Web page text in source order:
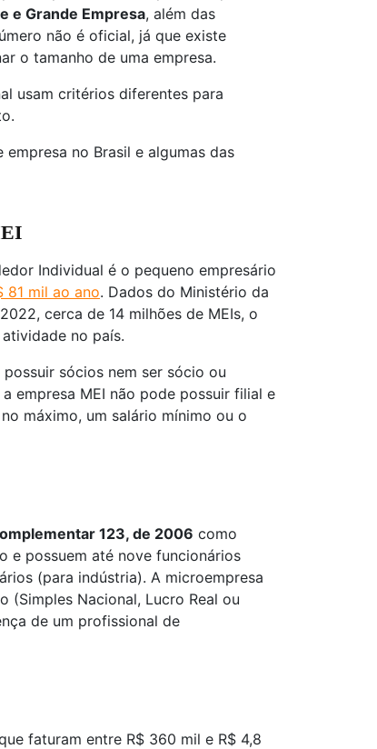
e Grande Empresa, além das
não é oficial, já que existe
o tamanho de uma empresa.
usam critérios diferentes para
no Brasil e algumas das
Individual é o pequeno empresário
81 mil ao ano. Dados do Ministério da
cerca de 14 milhões de MEIs, o
no país.
sócios nem ser sócio ou
empresa MEI não pode possuir filial e
máximo, um salário mínimo ou o
123, de 2006 como
e possuem até nove funcionários
(para indústria). A microempresa
(Simples Nacional, Lucro Real ou
de um profissional de
faturam entre R$ 360 mil e R$ 4,8